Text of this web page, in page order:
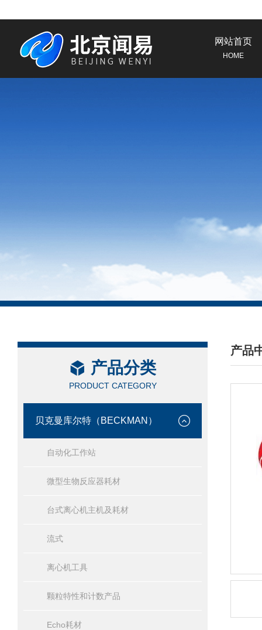
网站首页
HOME
产品分类
PRODUCT CATEGORY
贝克曼库尔特（BECKMAN）
自动化工作站
微型生物反应器耗材
台式离心机主机及耗材
流式
离心机工具
颗粒特性和计数产品
Echo耗材
产品
/